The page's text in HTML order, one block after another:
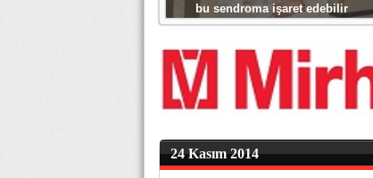
bu sendroma işaret edebilir
24 Kasım 2014